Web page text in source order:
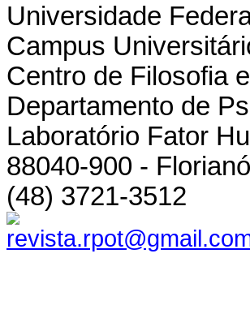
Universidade
Campus
Centro de Filosofia
Departamento de
Laboratório Fator
88040-900 -
(48) 3721-3512